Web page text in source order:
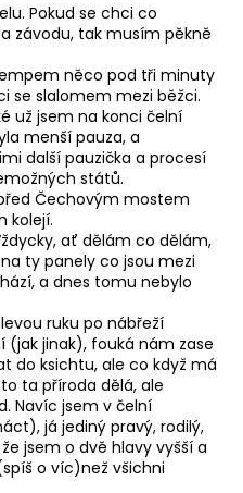
Pokud se chci co
závodu, tak musím pěkně
něco pod tři minuty
se slalomem mezi běžci.
už jsem na konci čelní
menší pauza, a
další pauzička a procesí
států.
Čechovým mostem
kolejí.
ať dělám co dělám,
ty panely co jsou mezi
a dnes tomu nebylo
ruku po nábřeží
(jak jinak), fouká nám zase
do ksichtu, ale co když má
ta příroda dělá, ale
Navíc jsem v čelní
já jediný pravý, rodilý,
jsem o dvě hlavy vyšší a
o víc)než všichni